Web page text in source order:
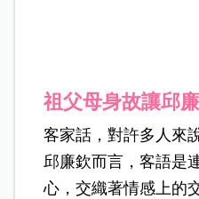
祖父母身故讓邱
客家話，對許多人來
邱廉欽而言，客語是
心，交織著情感上的